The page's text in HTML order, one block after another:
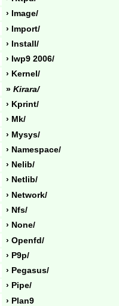
› Image/
› Import/
› Install/
› Iwp9 2006/
› Kernel/
» Kirara/
› Kprint/
› Mk/
› Mysys/
› Namespace/
› Nelib/
› Netlib/
› Network/
› Nfs/
› None/
› Openfd/
› P9p/
› Pegasus/
› Pipe/
› Plan9